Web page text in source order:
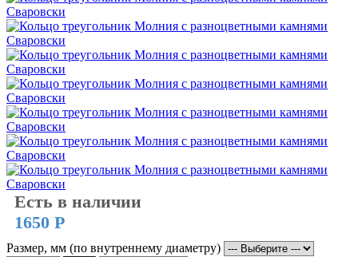
Есть в наличии
1650 Р
Размер, мм (по внутреннему диаметру)